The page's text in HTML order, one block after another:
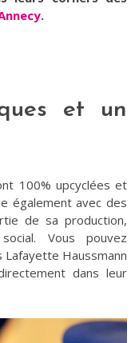
.
et un
100% upcyclées et
également avec des
de sa production,
Vous pouvez
Haussmann
dans leur